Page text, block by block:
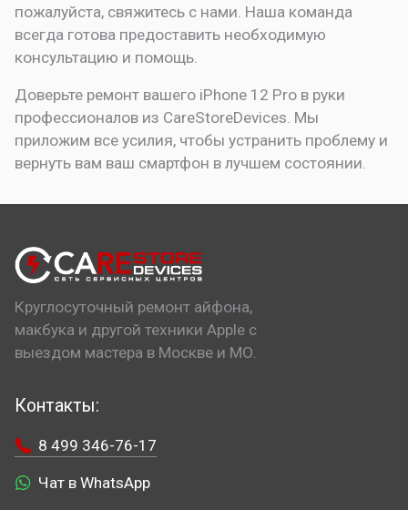
пожалуйста, свяжитесь с нами. Наша команда
всегда готова предоставить необходимую
консультацию и помощь.
Доверьте ремонт вашего iPhone 12 Pro в руки
профессионалов из CareStoreDevices. Мы
приложим все усилия, чтобы устранить проблему и
вернуть вам ваш смартфон в лучшем состоянии.
Круглосуточный ремонт айфона,
макбука и другой техники Apple с
выездом мастера в Москве и МО.
Контакты:
8 499 346-76-17
Чат в WhatsApp